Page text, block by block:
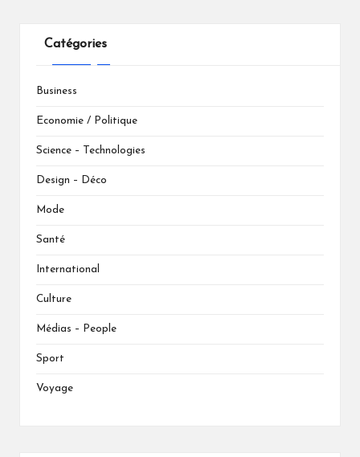
Catégories
Business
Economie / Politique
Science – Technologies
Design – Déco
Mode
Santé
International
Culture
Médias – People
Sport
Voyage